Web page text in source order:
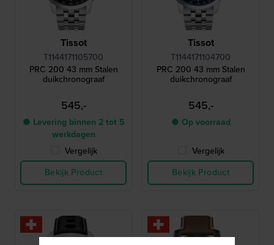
Tissot
T1144171105700
PRC 200 43 mm Stalen
duikchronograaf
545,-
● Levering binnen 2 tot 5
werkdagen
Vergelijk
Bekijk Product
Tissot
T1144171104700
PRC 200 43 mm Stalen
duikchronograaf
545,-
● Op voorraad
Vergelijk
Bekijk Product